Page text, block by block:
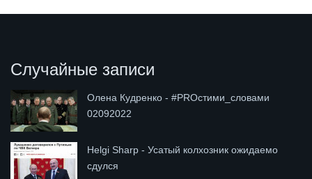
Случайные записи
Олена Кудренко - #PROстими_словами
02092022
Helgi Sharp - Усатый колхозник ожидаемо
сдулся